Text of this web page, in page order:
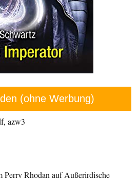
(ohne Werbung)
azw3
Perry Rhodan auf Außerirdische